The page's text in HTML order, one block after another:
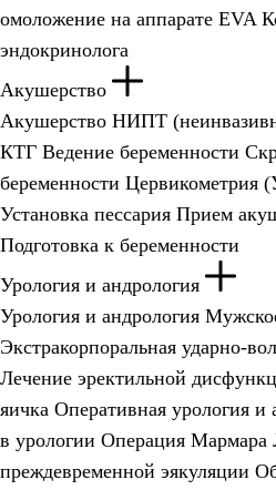
омоложение на аппарате EVA
эндокринолога
Акушерство
Акушерство НИПТ
КТГ Ведение беременности
беременности Цервикометрия
Установка пессария Прием
Подготовка к беременности
Урология и андрология
Урология и андрология
Экстракорпоральная ударно-
Лечение эректильной
яичка Оперативная урология и
в урологии Операция Мармара
преждевременной эякуляции